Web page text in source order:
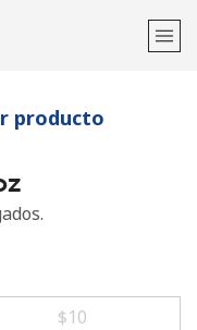
sesión →
producto
⁦$10⁩